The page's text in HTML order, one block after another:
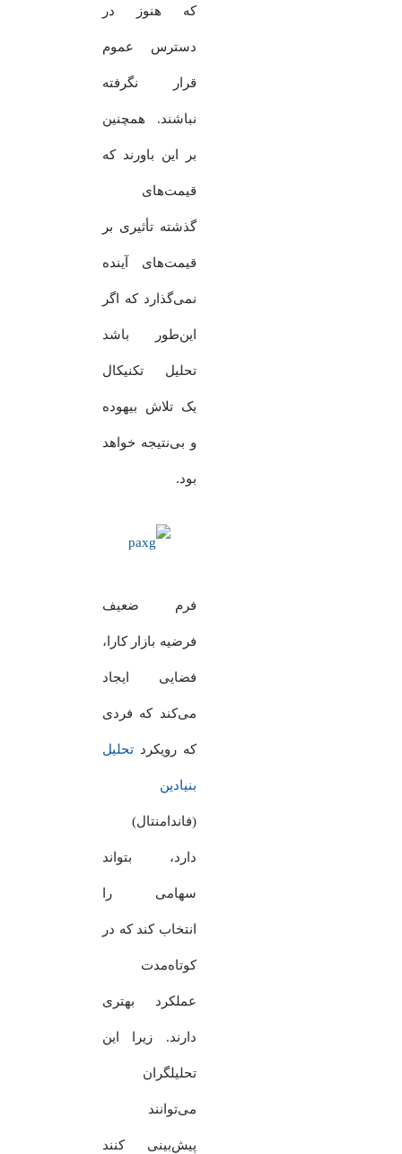
که هنوز در
دسترس عموم
قرار نگرفته
نباشند. همچنین
بر این باورند که
قیمت‌های
گذشته تأثیری بر
قیمت‌های آینده
نمی‌گذارد که اگر
این‌طور باشد
تحلیل تکنیکال
یک تلاش بیهوده
و بی‌نتیجه خواهد
بود.
فرم ضعیف
فرضیه بازار کارا،
فضایی ایجاد
می‌کند که فردی
که رویکرد تحلیل
بنیادین
(فاندامنتال)
دارد، بتواند
سهامی را
انتخاب کند که در
کوتاه‌مدت
عملکرد بهتری
دارند. زیرا این
تحلیلگران
می‌توانند
پیش‌بینی کنند